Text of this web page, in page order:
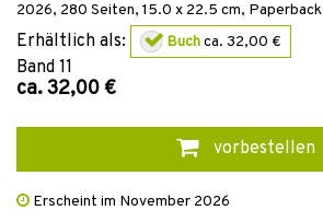
2026, 280 Seiten, 15.0 x 22.5 cm, Paperback
Erhältlich als: Buchca. 32,00 €
Band 11
ca. 32,00 €
vorbestellen
Erscheint im November 2026